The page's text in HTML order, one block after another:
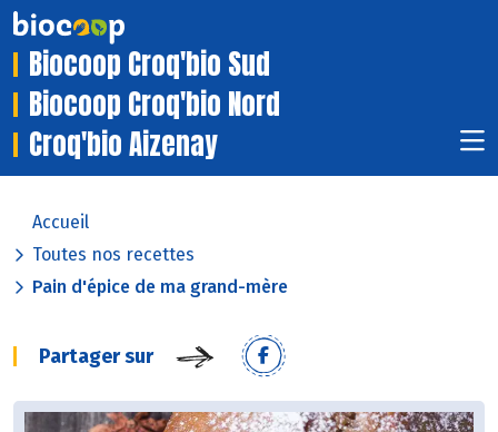
Biocoop Croq'bio Sud
Biocoop Croq'bio Nord
Croq'bio Aizenay
Accueil
Toutes nos recettes
Pain d'épice de ma grand-mère
Partager sur